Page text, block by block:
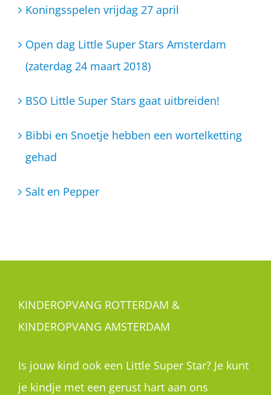
Koningsspelen vrijdag 27 april
Open dag Little Super Stars Amsterdam
(zaterdag 24 maart 2018)
BSO Little Super Stars gaat uitbreiden!
Bibbi en Snoetje hebben een wortelketting
gehad
Salt en Pepper
KINDEROPVANG ROTTERDAM &
KINDEROPVANG AMSTERDAM
Is jouw kind ook een Little Super Star? Je kunt
je kindje met een gerust hart aan ons